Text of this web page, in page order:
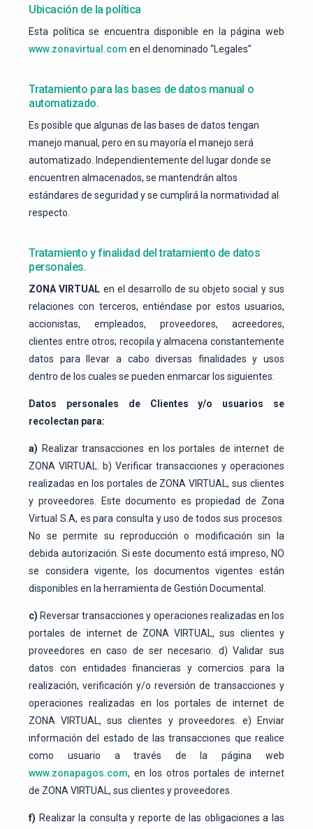
Ubicación de la política
Esta política se encuentra disponible en la página web
www.zonavirtual.com en el denominado “Legales”
Tratamiento para las bases de datos manual o
automatizado.
Es posible que algunas de las bases de datos tengan
manejo manual, pero en su mayoría el manejo será
automatizado. Independientemente del lugar donde se
encuentren almacenados, se mantendrán altos
estándares de seguridad y se cumplirá la normatividad al
respecto.
Tratamiento y finalidad del tratamiento de datos
personales.
ZONA VIRTUAL en el desarrollo de su objeto social y sus
relaciones con terceros, entiéndase por estos usuarios,
accionistas, empleados, proveedores, acreedores,
clientes entre otros; recopila y almacena constantemente
datos para llevar a cabo diversas finalidades y usos
dentro de los cuales se pueden enmarcar los siguientes:
Datos personales de Clientes y/o usuarios se
recolectan para:
a) Realizar transacciones en los portales de internet de
ZONA VIRTUAL. b) Verificar transacciones y operaciones
realizadas en los portales de ZONA VIRTUAL, sus clientes
y proveedores. Este documento es propiedad de Zona
Virtual S.A, es para consulta y uso de todos sus procesos.
No se permite su reproducción o modificación sin la
debida autorización. Si este documento está impreso, NO
se considera vigente, los documentos vigentes están
disponibles en la herramienta de Gestión Documental.
c) Reversar transacciones y operaciones realizadas en los
portales de internet de ZONA VIRTUAL, sus clientes y
proveedores en caso de ser necesario. d) Validar sus
datos con entidades financieras y comercios para la
realización, verificación y/o reversión de transacciones y
operaciones realizadas en los portales de internet de
ZONA VIRTUAL, sus clientes y proveedores. e) Enviar
información del estado de las transacciones que realice
como usuario a través de la página web
www.zonapagos.com, en los otros portales de internet
de ZONA VIRTUAL, sus clientes y proveedores.
f) Realizar la consulta y reporte de las obligaciones a las